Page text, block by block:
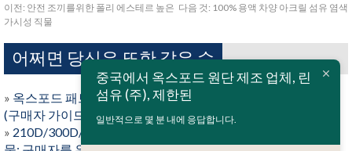
이전: 안전 조끼를위한 폴리 에스테르 높은
가시성 직물
다음 것: 100% 용액 차양 아크릴 섬유 염색
어쩌면 당신은 또한 같은 수
» 옥스포드 패브릭 소재 설명: 유형, 명세서, 코팅 & 최고의 용도
(구매자 가이드)
» 210D/300D/420D/600D/900D/1200D/1680D 옥스포드 직
중국에서 옥스포드 원단 제조 업체, 린
섬유 (주), 제한된
일반적으로 몇 분 내에 응답합니다.